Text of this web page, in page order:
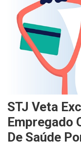
STJ Veta
Empregado
De Saúde